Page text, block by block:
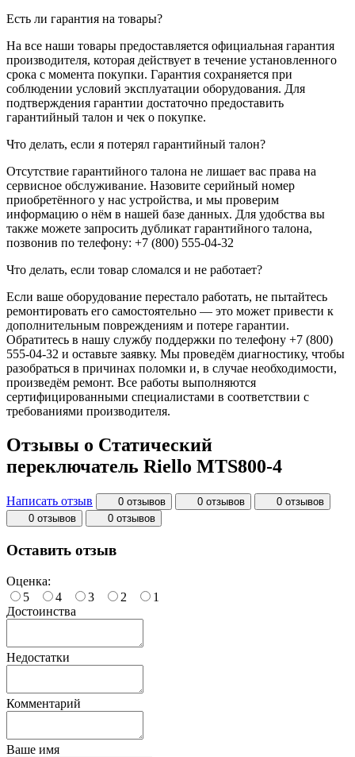
Есть ли гарантия на товары?
На все наши товары предоставляется официальная гарантия
производителя, которая действует в течение установленного
срока с момента покупки. Гарантия сохраняется при
соблюдении условий эксплуатации оборудования. Для
подтверждения гарантии достаточно предоставить
гарантийный талон и чек о покупке.
Что делать, если я потерял гарантийный талон?
Отсутствие гарантийного талона не лишает вас права на
сервисное обслуживание. Назовите серийный номер
приобретённого у нас устройства, и мы проверим
информацию о нём в нашей базе данных. Для удобства вы
также можете запросить дубликат гарантийного талона,
позвонив по телефону: +7 (800) 555-04-32
Что делать, если товар сломался и не работает?
Если ваше оборудование перестало работать, не пытайтесь
ремонтировать его самостоятельно — это может привести к
дополнительным повреждениям и потере гарантии.
Обратитесь в нашу службу поддержки по телефону +7 (800)
555-04-32 и оставьте заявку. Мы проведём диагностику, чтобы
разобраться в причинах поломки и, в случае необходимости,
произведём ремонт. Все работы выполняются
сертифицированными специалистами в соответствии с
требованиями производителя.
Отзывы о Статический
переключатель Riello MTS800-4
Написать отзыв 0 отзывов 0 отзывов
0 отзывов
0 отзывов
0 отзывов
Оставить отзыв
Оценка:
5
4 3 2
1
Достоинства
Недостатки
Комментарий
Ваше имя